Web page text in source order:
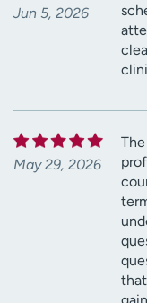
Jun 5, 2026
May 29, 2026